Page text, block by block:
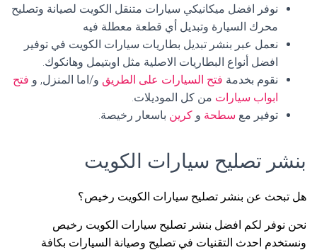
نوفر افضل ميكانيكي سيارات متنقل الكويت لصيانة وتصليح
محرك السيارة وتبديل أي قطعة معطلة فيه
نعمل عبر بنشر تبديل بطاريات سيارات الكويت في توفير
افضل أنواع البطاريات الاصلية مثل اوبتيمل وهانكوك.
نقوم بخدمة فتح السيارات على الطريق و/اما المنزل, و فتح
ابواب سيارات من كل الموديلات.
توفير مع سطحة و كرين باسعار رخيصة.
بنشر تصليح سيارات الكويت
هل تبحث عن بنشر تصليح سيارات الكويت رخيص؟
نحن نوفر لكم افضل بنشر تصليح سيارات الكويت رخيص
ونستخدم احدث التقنيات في تصليح وصيانة السيارات بكافة